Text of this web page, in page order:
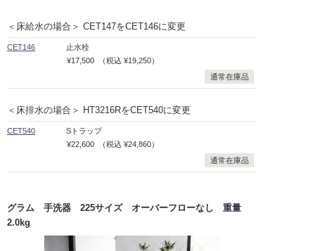
＜床給水の場合＞ CET147をCET146に変更
CET146
止水栓
¥17,500
（税込 ¥19,250）
通常在庫品
＜床排水の場合＞ HT3216RをCET540に変更
CET540
Sトラップ
¥22,600
（税込 ¥24,860）
通常在庫品
グラム 手洗器 225サイズ オーバーフローなし 重量
2.0kg